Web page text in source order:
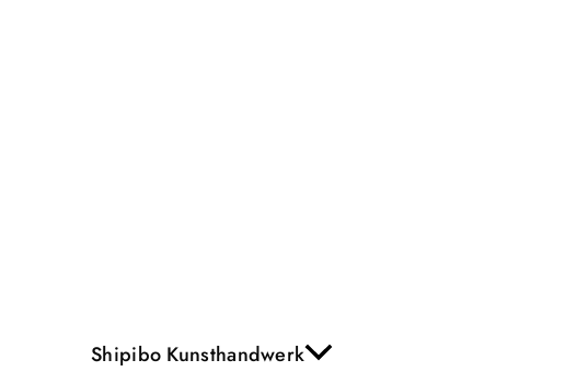
Shipibo Kunsthandwerk